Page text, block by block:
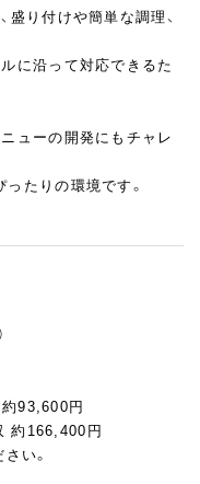
盛り付けや簡単な調理、
に沿って対応できるた
ューの開発にもチャレ
たりの環境です。
約93,600円
約166,400円
い。